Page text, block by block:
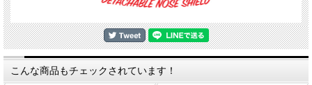
こんな商品もチェックされています！